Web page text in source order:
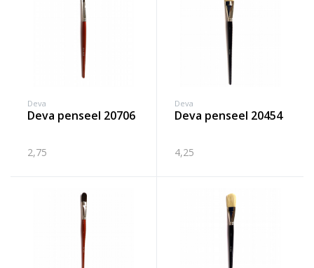
Deva
deva penseel 20706
2,75
Deva
deva penseel 20454
4,25